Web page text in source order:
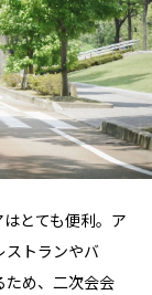
とても便利。ア
ストランやバ
ため、二次会会